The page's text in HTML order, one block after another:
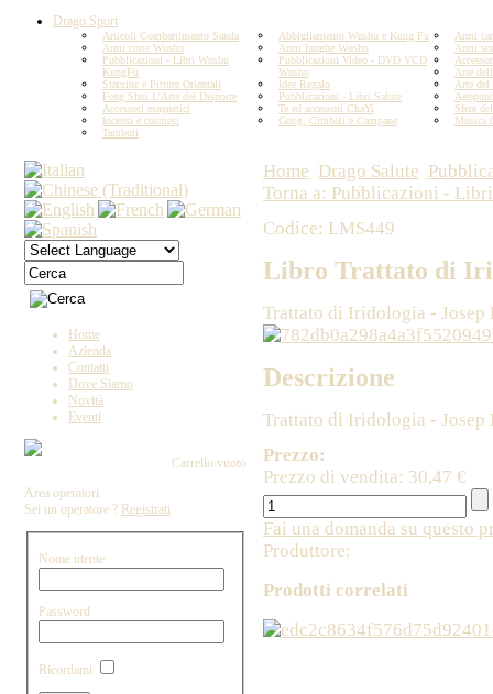
Drago Sport
Articoli Combattimento Sanda Abbigliamento Wushu e Kung Fu
Armi
Armi corte Wushu
Armi lunghe Wushu
Armi
Pubblicazioni - Libri Wushu
KungFu
Pubblicazioni Video - DVD VCD
Wushu
Arte
Statuine e Pitture Orientali
Idee Regalo
Arte del
Feng Shui L'Arte del Disporre
Pubblicazioni - Libri Salute
Accessori magnetici
Te ed accessori ChaYi
Sfere
Incensi e cosmesi
Gong, Cimbali e Campane
Musica
Tamburi
Home
Azienda
Contatti
Dove Siamo
Novità
Eventi
Carrello vuoto
Area operatori
Sei un operatore ? Registrati
Nome utente
Password
Ricordami
Home Drago Salute
Torna a: Pubblicazioni -
Codice: LMS449
Libro Trattato di
Trattato di Iridologia - Josep
Descrizione
Trattato di Iridologia - Josep
Prezzo:
Prezzo di vendita: 30,47 €
Fai una domanda su questo
Produttore:
Prodotti correlati